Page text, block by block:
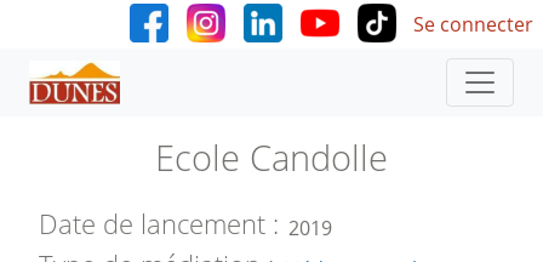
Aller au contenu principal User
Se connecter
Ecole Candolle
Date de lancement 2019